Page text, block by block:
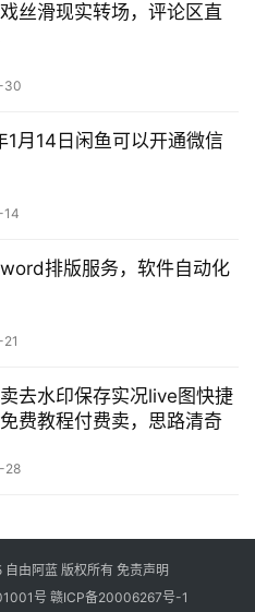
丝滑现实转场，评论区直
30
1月14日闲鱼可以开通微信
14
排版服务，软件自动化
去水印保存实况live图快捷
费教程付费卖，思路清奇
28
自由阿蓝 版权所有 免责声明
号 赣ICP备20006267号-1